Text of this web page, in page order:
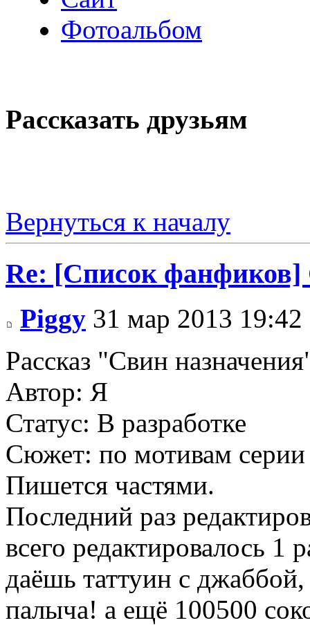
Фотоальбом
Рассказать друзьям
Вернуться к началу
Re: [Список фанфиков]
Piggy 31 мар 2013 19:42
Рассказ "Свин
Автор: Я
Статус: В разработке
Сюжет: по мотивам
Пишется частями.
Последний раз
всего редактировалось 1
даёшь таттуин с
палыча! а ещё 100500